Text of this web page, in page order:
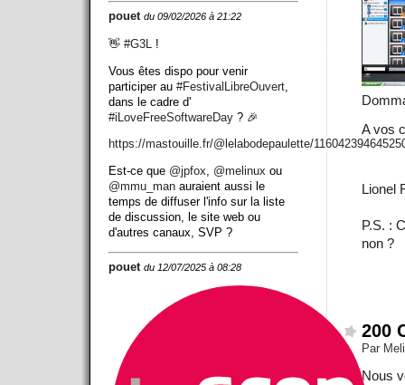
A vos
Lionel
P.S. :
non ?
200
Par
Nous
pouet du 09/02/2026 à 21:22
👋 #G3L
!
Vous êtes dispo pour venir
participer au #FestivalLibreOuvert
dans le cadre d'
#iLoveFreeSoftwareDay ? 🎉
https://mastouille.fr/@lelabodepaulette/
Est-ce que @jpfox, @melinux ou
@mmu_man auraient aussi le
temps de diffuser l'info sur la liste
de discussion, le site web ou
d'autres canaux, SVP ?
pouet du 12/07/2025 à 08:28